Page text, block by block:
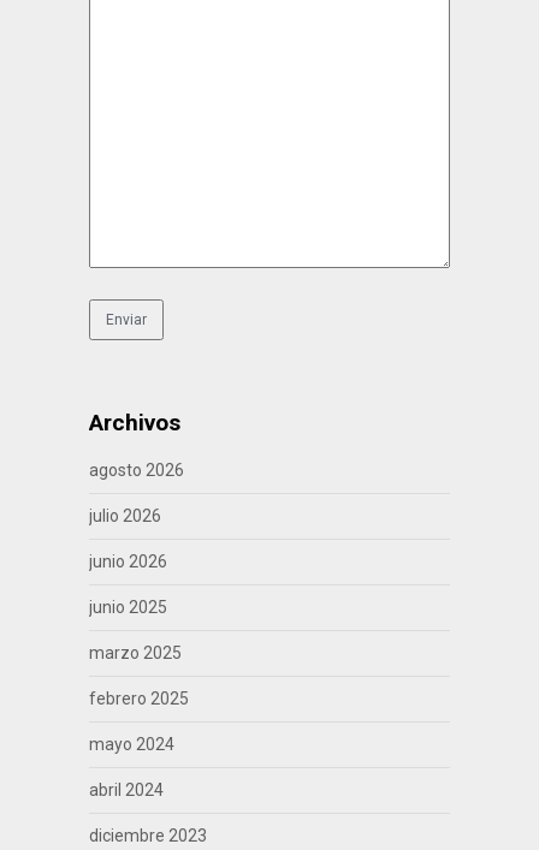
Archivos
agosto 2026
julio 2026
junio 2026
junio 2025
marzo 2025
febrero 2025
mayo 2024
abril 2024
diciembre 2023